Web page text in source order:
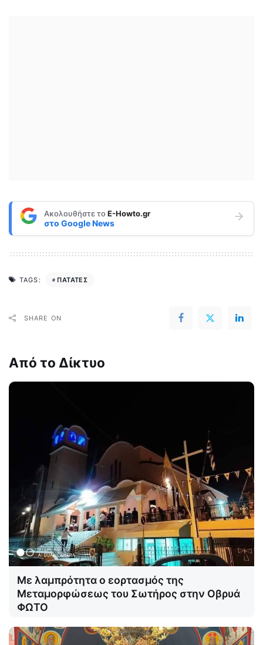
Ακολουθήστε τοE-Howto.gr
στο Google News
TAGS: ΠΑΤΑΤΕΣ
SHARE ON
Από το Δίκτυο
Με λαμπρότητα ο εορτασμός της
Μεταμορφώσεως του Σωτήρος στην Οβρυά
ΦΩΤΟ